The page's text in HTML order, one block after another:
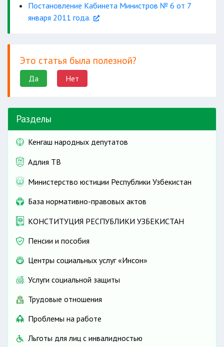
Постановление Кабинета Министров № 6 от 7
января 2011 года.
Это статья была полезной?
Да Нет
Разделы
Кенгаш народных депутатов
Адлия ТВ
Министерство юстиции Республики Узбекистан
База нормативно-правовых актов
КОНСТИТУЦИЯ РЕСПУБЛИКИ УЗБЕКИСТАН
Пенсии и пособия
Центры социальных услуг «Инсон»
Услуги социальной защиты
Трудовые отношения
Проблемы на работе
Льготы для лиц с инвалидностью